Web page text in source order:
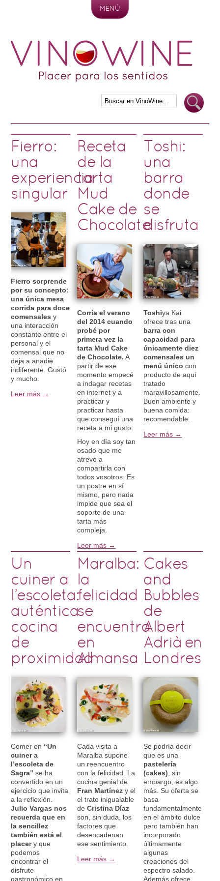
MENÚ
Fierro:
una
experiencia
singular
Fierro sorprende
por su concepto:
una única mesa
corrida para doce
comensales y
una interacción
constante entre el
personal y el
comensal que no
deja a anadie
indiferente. Gustó
y mucho.
Leer más →
Receta
de la
tarta
Mud
Cake de
Chocolate
Corría el verano
del 2014 cuando
probé por
primera vez la
tarta Mud Cake
de Chocolate. A
partir de ese
momento empecé
a indagar recetas
en internet y a
practicar y
practicar hasta
que conseguí una
receta a mi gusto.
Hoy en día soy tan
osado que me
atrevo a
compartirla con
todos vosotros. Es
un postre en sí
mismo, pero nada
impide que sea el
soporte de una
tarta más
compleja.
Leer más →
Toshi:
una
barra
donde
se
disfruta
Toshiya Kai
ofrece tras una
barra con
capacidad para
únicamente diez
comensales un
menú único con
producto de aquí
tratado
maravillosamente.
Buen ambiente y
buena comida:
recomendable.
Leer más →
Un
cuiner a
l’escoleta:
auténtica
cocina
de
proximidad
Comer en “Un
cuiner a
l’escoleta de
Sagra” se ha
convertido en un
ejercicio que invita
a la reflexión.
Julio Vargas nos
recuerda que en
la sencillez
también está el
placery que
podemos
encontrar el
disfrute
gastronómico en
Maralba:
la
felicidad
se
encuentra
en
Almansa
Cada visita a
Maralba supone
un reencuentro
con la felicidad. La
cocina genial de
Fran Martínez y el
el trato inigualable
deCristina Díaz
son, sin duda, los
factores que
desencadenan
ese sentimiento.
Leer más →
Cakes
and
Bubbles
de
Albert
Adrià en
Londres
Se podría decir
que es una
pastelería
(cakes) , sin
embargo, es algo
más. Su oferta se
basa
fundamentalmente
en el ámbito dulce
pero también han
incorporado
últimamente
algunas
creaciones del
espectro salado.
Además ofrece